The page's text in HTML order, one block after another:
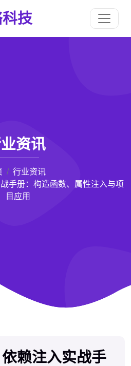
技
资讯
行业资讯
手册：构造函数、属性注入与项
目应用
赖注入实战手